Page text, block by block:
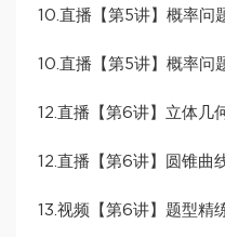
10.直播【第5讲】概率问
10.直播【第5讲】概率问
12.直播【第6讲】立体几
12.直播【第6讲】圆锥曲
13.视频【第6讲】题型精